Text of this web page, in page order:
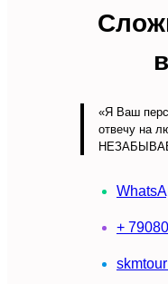
«Я Ваш
отвечу на
+